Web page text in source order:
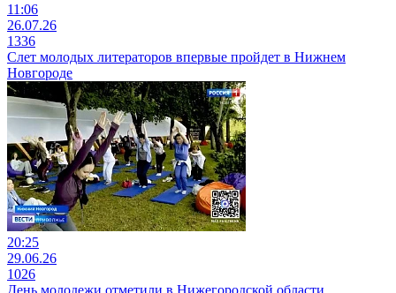
11:06
26.07.26
1336
Слет молодых литераторов впервые пройдет в Нижнем
Новгороде
20:25
29.06.26
1026
День молодежи отметили в Нижегородской области